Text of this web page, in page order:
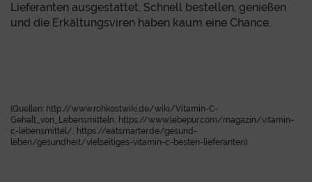
Lieferanten ausgestattet. Schnell bestellen, genießen
und die Erkältungsviren haben kaum eine Chance.
(Quellen: http://www.rohkostwiki.de/wiki/Vitamin-C-
Gehalt_von_Lebensmitteln, https://www.lebepur.com/magazin/vitamin-
c-lebensmittel/, https://eatsmarter.de/gesund-
leben/gesundheit/vielseitiges-vitamin-c-besten-lieferanten)